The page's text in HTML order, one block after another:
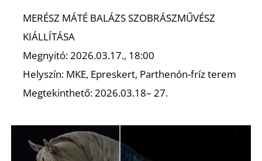
MERÉSZ MÁTÉ BALÁZS SZOBRÁSZMŰVÉSZ
KIÁLLÍTÁSA
Megnyitó: 2026.03.17., 18:00
Helyszín: MKE, Epreskert, Parthenón-fríz terem
Megtekinthető: 2026.03.18– 27.